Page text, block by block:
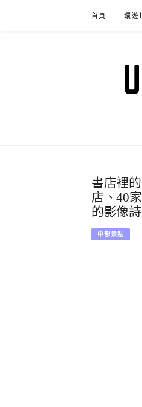
首頁 環遊
書店裡
店、40
的影像
中部景點